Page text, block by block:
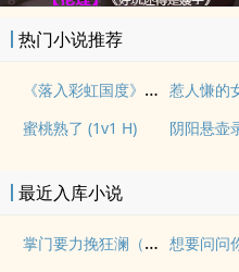
热门小说推荐
《落入彩虹国度》穿越+西幻+言情 惹人慊的
蜜桃熟了 (1v1 H)
最近入库小说
掌门要力挽狂澜（重生NPH) 想要问问